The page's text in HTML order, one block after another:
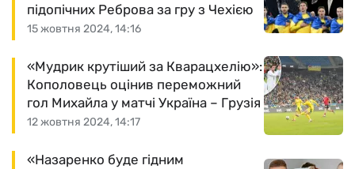
15 жовтня 2024, 14:16
підопічних Реброва за гру з Чехією
12 жовтня 2024, 14:17
«Мудрик крутіший за Кварацхелію»:
Кополовець оцінив переможний
гол Михайла у матчі Україна – Грузія
«Назаренко буде гідним